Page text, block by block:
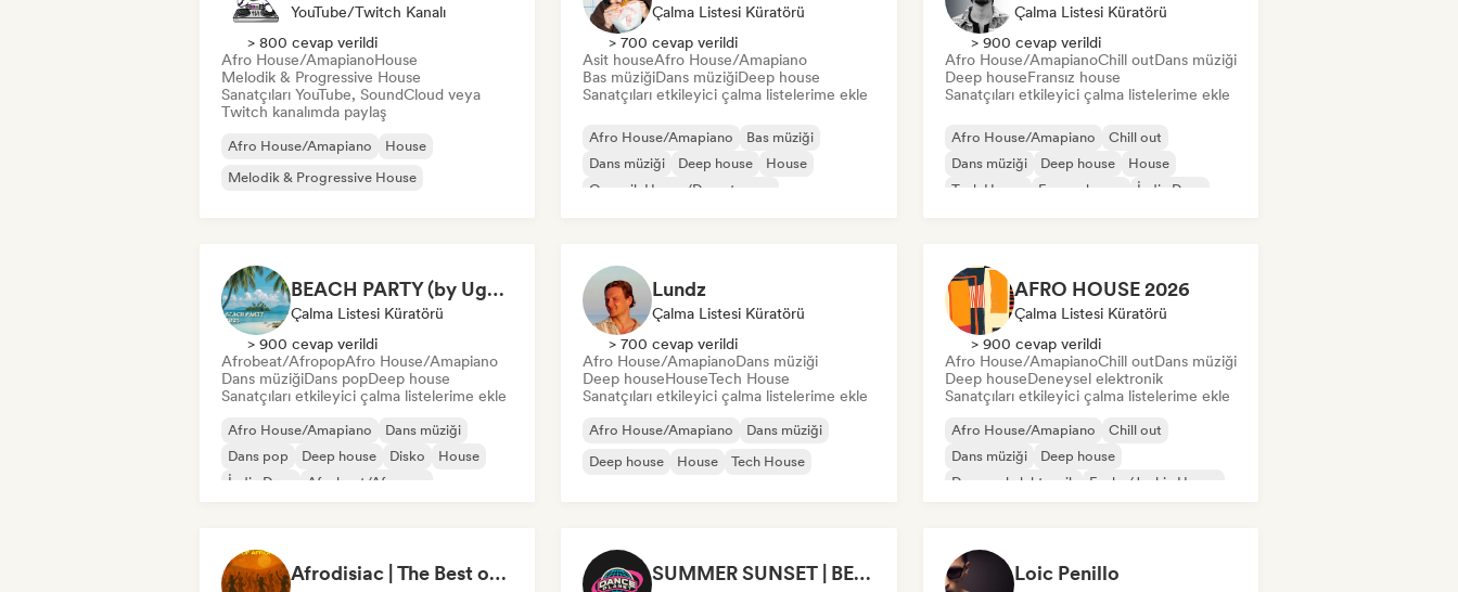
YouTube/Twitch Kanalı
> 800 cevap verildi
Afro House/AmapianoHouse
Melodik & Progressive House
Sanatçıları YouTube, SoundCloud veya
Twitch kanalımda paylaş
Afro House/Amapiano
House
Melodik & Progressive House
Çalma Listesi Küratörü
> 700 cevap verildi
Asit houseAfro House/Amapiano
Bas müziğiDans müziğiDeep house
Sanatçıları etkileyici çalma listelerime ekle
Afro House/Amapiano
Bas müziği
Dans müziği
Deep house
House
Organik House/Downtempo
Çalma Listesi Küratörü
> 900 cevap verildi
Afro House/AmapianoChill outDans müziği
Deep houseFransız house
Sanatçıları etkileyici çalma listelerime ekle
Afro House/Amapiano
Chill out
Dans müziği
Deep house
House
Tech House
Fransız house İndie Dans
BEACH PARTY (by Ugg’A)
Çalma Listesi Küratörü
> 900 cevap verildi
Afrobeat/AfropopAfro House/Amapiano
Dans müziğiDans popDeep house
Sanatçıları etkileyici çalma listelerime ekle
Afro House/Amapiano
Dans müziği
Dans pop
Deep house Disko
House
İndie Dans
Afrobeat/Afropop
Lundz
Çalma Listesi Küratörü
> 700 cevap verildi
Afro House/AmapianoDans müziği
Deep houseHouseTech House
Sanatçıları etkileyici çalma listelerime ekle
Afro House/Amapiano
Dans müziği
Deep house
House Tech House
AFRO HOUSE 2026
Çalma Listesi Küratörü
> 900 cevap verildi
Afro House/AmapianoChill outDans müziği
Deep houseDeneysel elektronik
Sanatçıları etkileyici çalma listelerime ekle
Afro House/Amapiano
Chill out
Dans müziği
Deep house
Deneysel elektronik
Funky/Jackin House
Afrodisiac | The Best of Afro House SUMMER SUNSET | BEACH BAR 2026 Loic Penillo